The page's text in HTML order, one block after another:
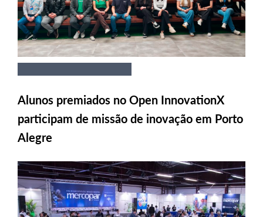
Alunos premiados no Open InnovationX
participam de missão de inovação em Porto
Alegre